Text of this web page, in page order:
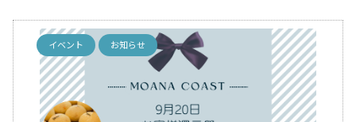
イベント お知らせ